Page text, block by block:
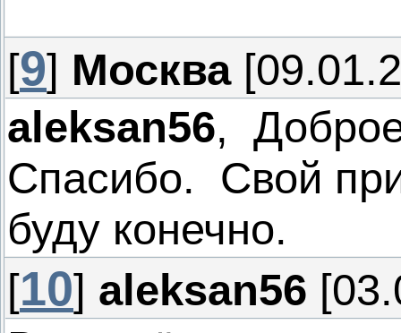
[9] Москва
aleksan56,
Спасибо. Свой
буду конечно.
[10] aleksan56